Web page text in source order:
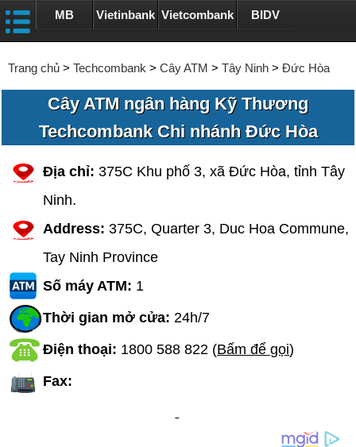
MB Vietinbank Vietcombank BIDV
Trang chủ > Techcombank > Cây ATM > Tây Ninh > Đức Hòa
Cây ATM ngân hàng Kỹ Thương
Techcombank Chi nhánh Đức Hòa
Địa chỉ:375C Khu phố 3, xã Đức Hòa, tỉnh Tây
Ninh.
Address:375C, Quarter 3, Duc Hoa Commune,
Tay Ninh Province
Số máy ATM: 1
Thời gian mở cửa:24h/7
Điện thoại: 1800 588 822 (Bấm để gọi)
Fax: